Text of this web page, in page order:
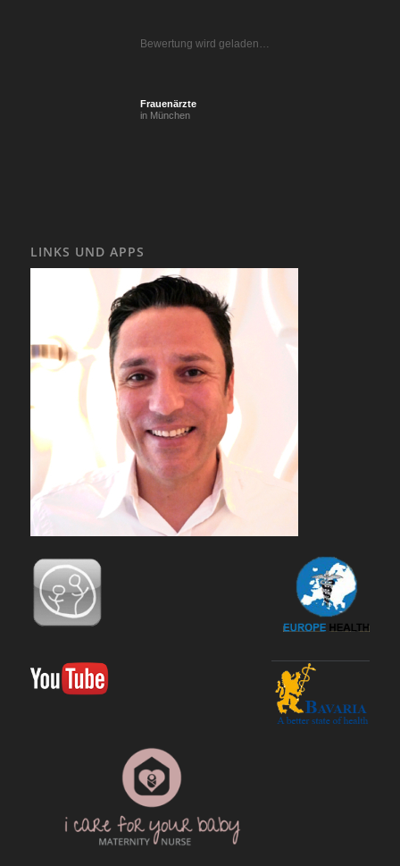
Bewertung wird geladen…
Frauenärzte
in München
LINKS UND APPS